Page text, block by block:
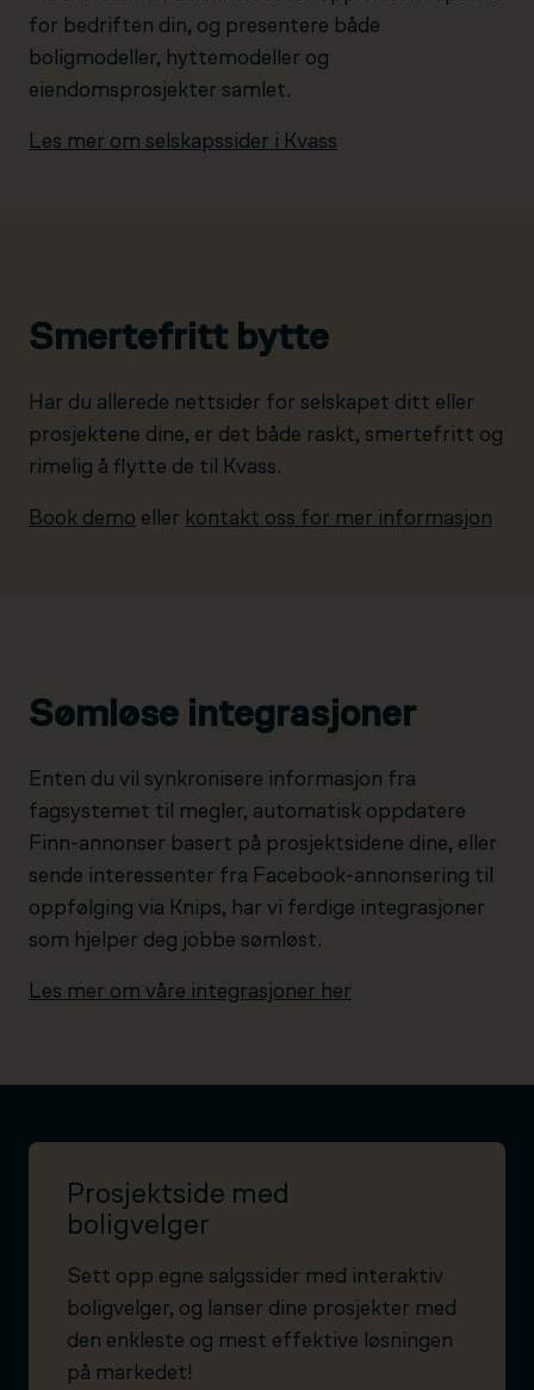
for bedriften din, og presentere både
boligmodeller, hyttemodeller og
eiendomsprosjekter samlet.
Les mer om selskapssider i Kvass
Smertefritt bytte
Har du allerede nettsider for selskapet ditt eller
prosjektene dine, er det både raskt, smertefritt og
rimelig å flytte de til Kvass.
Book demo eller kontakt oss for mer informasjon
Sømløse integrasjoner
Enten du vil synkronisere informasjon fra
fagsystemet til megler, automatisk oppdatere
Finn-annonser basert på prosjektsidene dine, eller
sende interessenter fra Facebook-annonsering til
oppfølging via Knips, har vi ferdige integrasjoner
som hjelper deg jobbe sømløst.
Les mer om våre integrasjoner her
Prosjektside med
boligvelger
Sett opp egne salgssider med interaktiv
boligvelger, og lanser dine prosjekter med
den enkleste og mest effektive løsningen
på markedet!